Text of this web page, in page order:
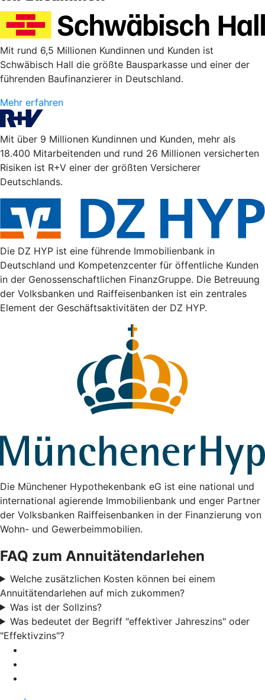
Mit rund 6,5 Millionen Kundinnen und Kunden ist
Schwäbisch Hall die größte Bausparkasse und einer der
führenden Baufinanzierer in Deutschland.
Mehr erfahren
Mit über 9 Millionen Kundinnen und Kunden, mehr als
18.400 Mitarbeitenden und rund 26 Millionen versicherten
Risiken ist R+V einer der größten Versicherer
Deutschlands.
Die DZ HYP ist eine führende Immobilienbank in
Deutschland und Kompetenzcenter für öffentliche Kunden
in der Genossenschaftlichen FinanzGruppe. Die Betreuung
der Volksbanken und Raiffeisenbanken ist ein zentrales
Element der Geschäftsaktivitäten der DZ HYP.
Die Münchener Hypothekenbank eG ist eine national und
international agierende Immobilienbank und enger Partner
der Volksbanken Raiffeisenbanken in der Finanzierung von
Wohn- und Gewerbeimmobilien.
FAQ zum Annuitätendarlehen
Welche zusätzlichen Kosten können bei einem
Annuitätendarlehen auf mich zukommen?
Was ist der Sollzins?
Was bedeutet der Begriff "effektiver Jahreszins" oder
"Effektivzins"?